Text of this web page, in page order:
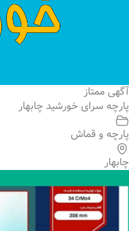
آگهی ممتاز
پارچه سرای خورشید چابهار
پارچه و قماش
چابهار